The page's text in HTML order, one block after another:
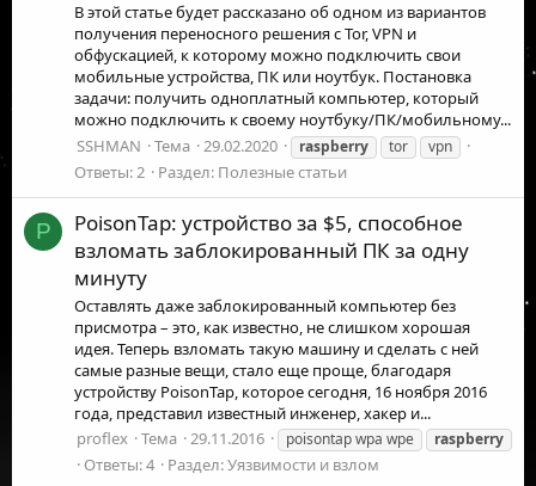
В этой статье будет рассказано об одном из вариантов
получения переносного решения с Tor, VPN и
обфускацией, к которому можно подключить свои
мобильные устройства, ПК или ноутбук. Постановка
задачи: получить одноплатный компьютер, который
можно подключить к своему ноутбуку/ПК/мобильному...
SSHMAN
Тема 29.02.2020 raspberry tor vpn
Ответы: 2 Раздел: Полезные статьи
P
PoisonTap: устройство за $5, способное
взломать заблокированный ПК за одну
минуту
Оставлять дaже заблокированный компьютер без
присмотра – это, как известно, не слишком хорошая
идея. Теперь взломать такую машину и сделать с ней
самые разные вещи, стало еще проще, благодаря
устройству PoisonTap, которое сегодня, 16 ноября 2016
года, представил известный инженер, хакер и...
proflex
Тема 29.11.2016 poisontap wpa wpe raspberry
Ответы: 4 Раздел:Уязвимости и взлом